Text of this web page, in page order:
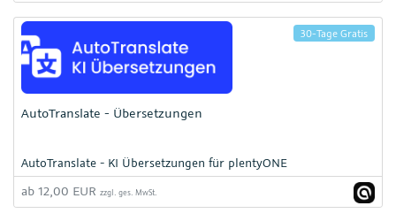
30-Tage Gratis
AutoTranslate - Übersetzungen
AutoTranslate - KI Übersetzungen für plentyONE
ab 12,00 EUR zzgl. ges. MwSt.